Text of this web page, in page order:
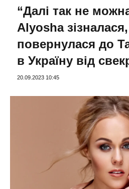
“Далі так не
Alyosha
повернулася до
в Україну від
20.09.2023 10:45